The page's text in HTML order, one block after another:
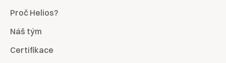
Proč Helios?
Náš tým
Certifikace